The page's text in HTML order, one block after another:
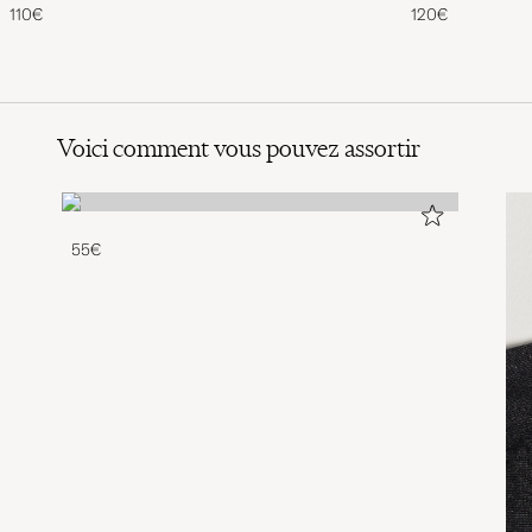
110€ 120€
Voici comment vous pouvez assortir
55€